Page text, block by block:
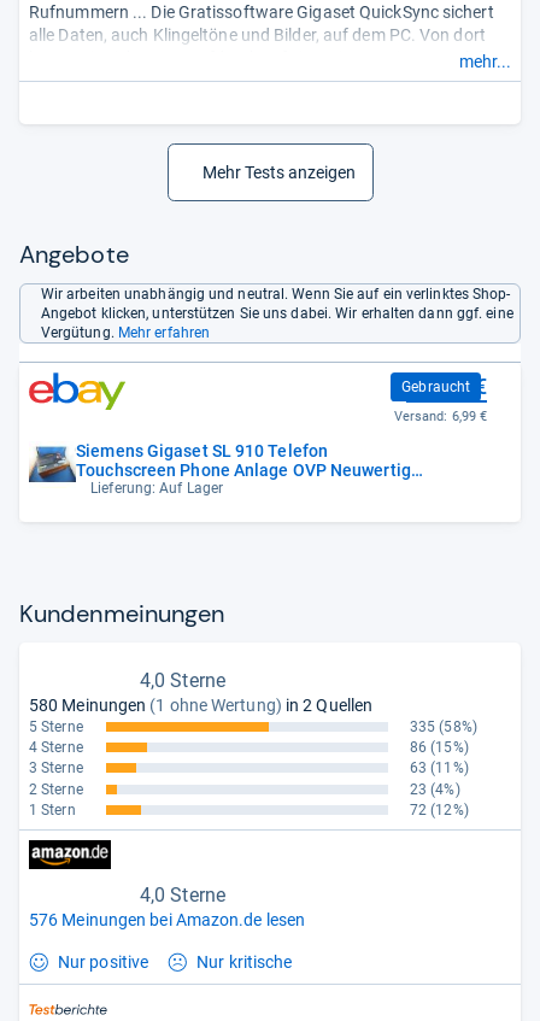
Rufnummern ... Die Gratissoftware Gigaset QuickSync sichert
alle Daten, auch Klingeltöne und Bilder, auf dem PC. Von dort
lassen sie sich per Knopfdruck auf ein weiteres Gigaset-Telefon
übertragen. Auch die Akkuleistung war im Test ordentlich. ...“
mehr...
Mehr Tests anzeigen
Angebote
Wir arbeiten unabhängig und neutral. Wenn Sie auf ein verlinktes Shop-
Angebot klicken, unterstützen Sie uns dabei. Wir erhalten dann ggf. eine
Vergütung. Mehr erfahren
Siemens Gigaset SL 910 Telefon
Touchscreen Phone Anlage OVP Neuwertig
Full Touch
Lieferung: Auf Lager
Gebraucht
299,99 €
Versand: 6,99 €
Kun­den­mei­nun­gen
4,0 Sterne
580 Meinungen (1 ohne Wertung) in 2 Quellen
5 Sterne 335 (58%)
4 Sterne
86 (15%)
3 Sterne
63 (11%)
2 Sterne
23 (4%)
1 Stern
72 (12%)
4,0 Sterne
576 Meinungen bei Amazon.de lesen
Nur positive Nur kritische